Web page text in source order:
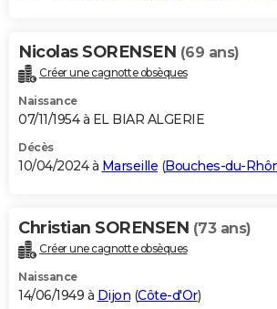
Nicolas SORENSEN (69 ans)
Créer une cagnotte obsèques
Naissance
07/11/1954 à EL BIAR ALGERIE
Décès
10/04/2024 à Marseille (Bouches-du-
Christian SORENSEN (73 ans)
Créer une cagnotte obsèques
Naissance
14/06/1949 à Dijon (Côte-d'Or)